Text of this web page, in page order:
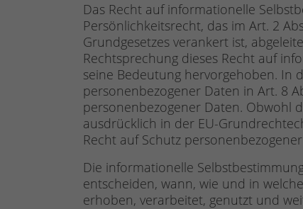
Das Recht auf informationelle
Persönlichkeitsrecht, das im Art. 2
Grundgesetzes verankert ist,
Rechtsprechung dieses Recht auf
seine Bedeutung hervorgehoben. In
personenbezogener Daten in Art. 8
personenbezogener Daten. Obwohl
ausdrücklich in der EU-
Recht auf Schutz
Die informationelle
entscheiden, wann, wie und in
erhoben, verarbeitet, genutzt und